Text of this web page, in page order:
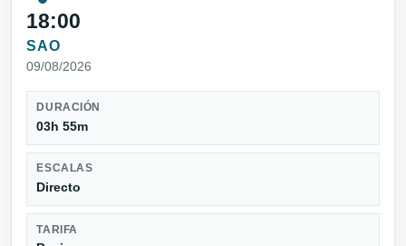
18:00
SAO
09/08/2026
DURACIÓN
03h 55m
ESCALAS
Directo
TARIFA